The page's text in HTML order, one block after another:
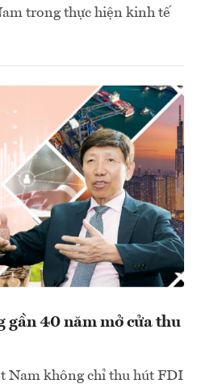
trong thực hiện kinh tế
gần 40 năm mở cửa thu
Nam không chỉ thu hút FDI